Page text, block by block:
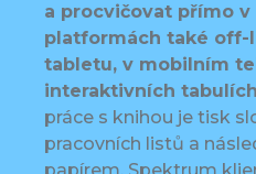
a procvičovat přímo v
platformách také off-
tabletu, v mobilním
interaktivních
práce s knihou je tisk
pracovních listů a